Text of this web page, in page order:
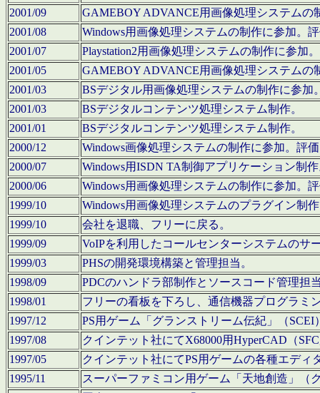
2001/09
GAMEBOY ADVANCE用画像処理システム
2001/08
Windows用画像処理システムの制作に参加。
2001/07
Playstation2用画像処理システムの制作に参加
2001/05
GAMEBOY ADVANCE用画像処理システム
2001/03
BSデジタル用画像処理システムの制作に参
2001/03
BSデジタルコンテンツ処理システム制作。
2001/01
BSデジタルコンテンツ処理システム制作。
2000/12
Windows画像処理システムの制作に参加。評
2000/07
Windows用ISDN TA制御アプリケーション制
2000/06
Windows用画像処理システムの制作に参加。
1999/10
Windows用画像処理システムのプラグイン制
1999/10
会社を退職、フリーに戻る。
1999/09
VoIPを利用したコールセンターシステムのサ
1999/03
PHSの開発環境構築と管理担当。
1998/09
PDCのハンドラ部制作とソースコード管理担
1998/01
フリーの看板を下ろし、通信機器プログラミ
1997/12
PS用ゲーム「グランストリーム伝紀」（
1997/08
クインテット社にてX68000用HyperCAD（
1997/05
クインテット社にてPS用ゲームの各種エデ
1995/11
スーパーファミコン用ゲーム「天地創造」（